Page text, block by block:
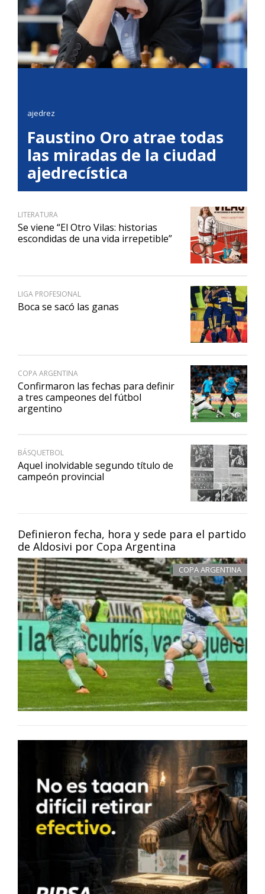
Definieron fecha, hora y sede para el partido
de Aldosivi por Copa Argentina
COPA ARGENTINA
ajedrez
Faustino Oro atrae todas
las miradas de la ciudad
ajedrecística
LITERATURA
Se viene “El Otro Vilas: historias
escondidas de una vida irrepetible”
LIGA PROFESIONAL
Boca se sacó las ganas
COPA ARGENTINA
Confirmaron las fechas para definir
a tres campeones del fútbol
argentino
BÁSQUETBOL
Aquel inolvidable segundo título de
campeón provincial